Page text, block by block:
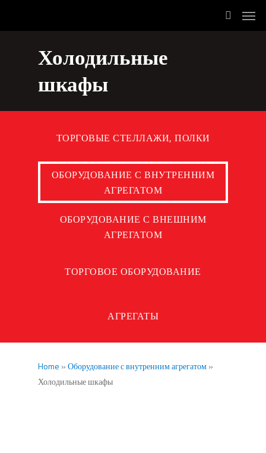
Холодильные
шкафы
ТОРГОВЫЕ СТЕЛЛАЖИ, ПОЛКИ
ОБОРУДОВАНИЕ С ВНУТРЕННИМ
АГРЕГАТОМ
ОБОРУДОВАНИЕ С ВНЕШНИМ
АГРЕГАТОМ
ТОРГОВОЕ ОБОРУДОВАНИЕ
АГРЕГАТЫ
Home »Оборудование с внутренним агрегатом»
Холодильные шкафы